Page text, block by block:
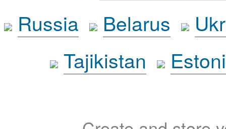
Russia
Belarus
Tajikistan